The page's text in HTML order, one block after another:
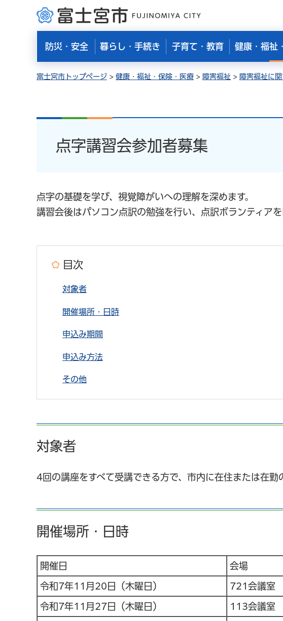
富士宮市
防災・安全 暮らし・手続き 子育て・教育 健康・福祉
富士宮市トップページ > 健康・福祉・保険・医療 > 障害福祉 > 障害福祉に
点字講習会参加者募集
点字の基礎を学び、視覚障がいへの理解を深めます。
講習会後はパソコン点訳の勉強を行い、点訳ボランティアを
目次
対象者
開催場所・日時
申込み期間
申込み方法
その他
対象者
4回の講座をすべて受講できる方で、市内に在住または在勤
開催場所・日時
開催日 会場
令和7年11月20日（木曜日）
721会議室
令和7年11月27日（木曜日） 113会議室